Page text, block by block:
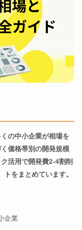
の中小企業が相場を
価格帯別の開発規模
活用で開発費2-4割削
をまとめています。
企業